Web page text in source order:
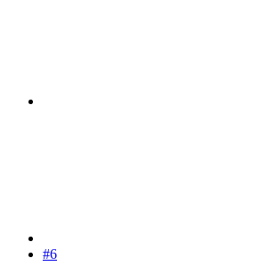
#6